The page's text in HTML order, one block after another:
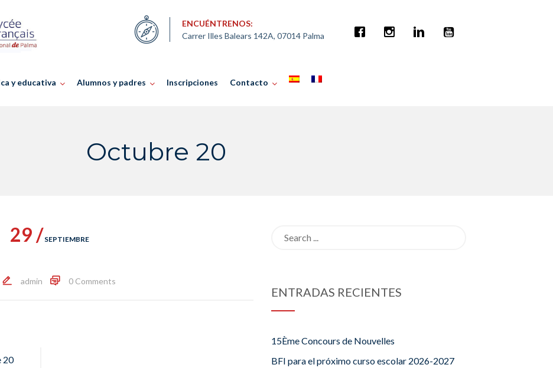
ENCUÉNTRENOS:
Carrer Illes Balears 142A, 07014 Palma
y educativa Alumnos y padres Inscripciones Contacto
Octubre 20
29 / SEPTIEMBRE
admin 0 Comments
20
ENTRADAS RECIENTES
15Ème Concours de Nouvelles
BFI para el próximo curso escolar 2026-2027